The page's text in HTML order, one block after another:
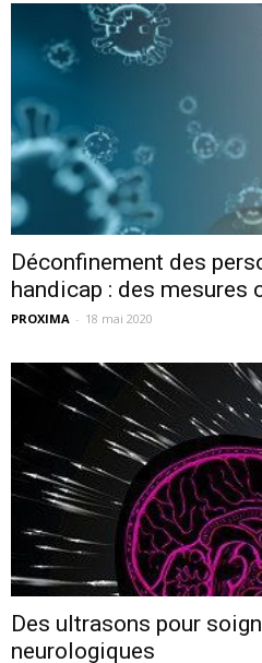
Déconfinement des
handicap : des mesures
PROXIMA - 18 mai 2020
Des ultrasons pour
neurologiques